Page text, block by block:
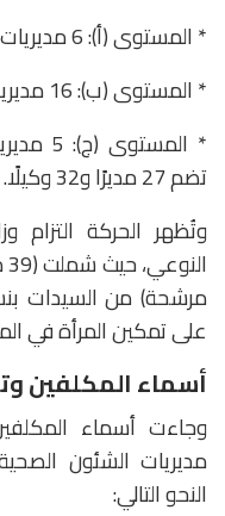
* المستوى (أ): 6 مديريات (6 مديرين و12 وكيلًا).
* المستوى (ب): 16 مديرية (16 مديرًا و16 وكيلًا).
تضم 27 مديرًا و32 وكيلًا.
وتُظهر الحركة التزام
على تمكين المرأة في
أسماء المكلفين
وجاءت أسماء
النحو التالي: